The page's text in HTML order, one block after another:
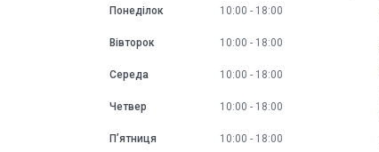
Понеділок 10:00 18:00
Вівторок 10:00 18:00
Середа 10:00 18:00
Четвер 10:00 18:00
Пʼятниця 10:00 18:00